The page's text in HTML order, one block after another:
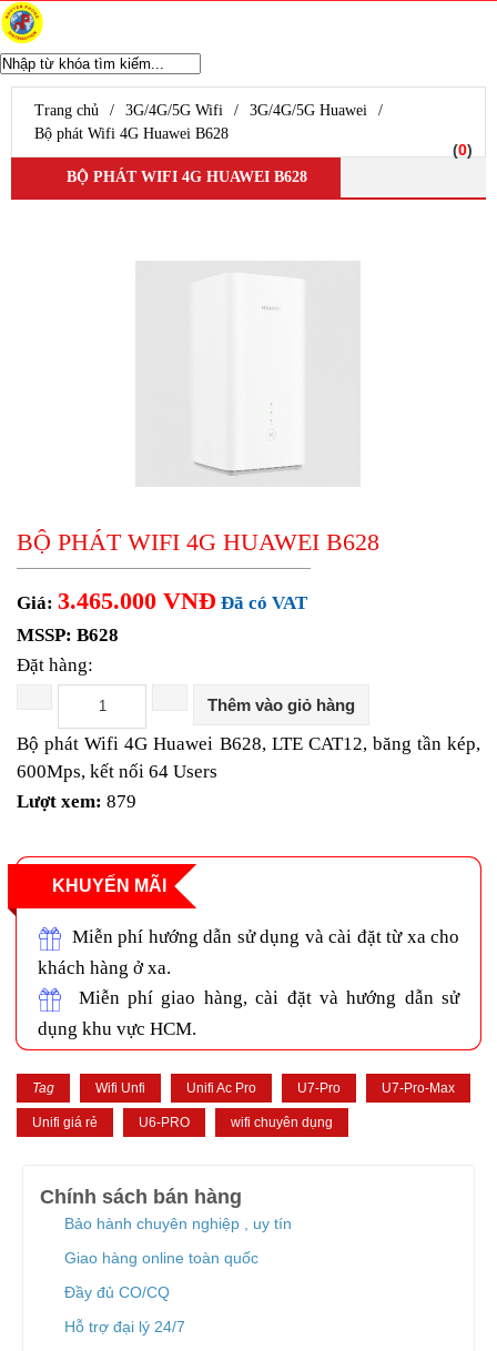
(0)
WIFI CHUYÊN DỤNG
Ubiquiti Unifi
Aruba Wifi
Wifi Grandstream
Wifi Ruijie
WIfi SMB H3C
EdgeRouter
UISP Router
Draytek Router
ENGENIUS Router
UFiber
Switch Mikrotik
Switch Cisco
Switch Cisco Catalyst
Unifi Switch
EdgeSwitch
Switch D-Link
Switch Draytek
Switch Grandstream
Switch TP-Link
ENGENIUS SWITCH
WIFI GIA ĐÌNH
Wifi SOHO H3C
Wifi D-Link
3G/4G/5G Wifi
3G/4G Netgear
3G/4G TP-Link
4G/5G D-Link
Phụ kiện Unifi
Adapter POE TP-Link
Trang chủ / 3G/4G/5G Wifi / 3G/4G/5G Huawei
/
Bộ phát Wifi 4G Huawei B628
BỘ PHÁT WIFI 4G HUAWEI B628
BỘ PHÁT WIFI 4G HUAWEI B628
Giá: 3.465.000 VNĐ Đã có VAT
MSSP: B628
Đặt hàng:
Thêm vào giỏ hàng
Bộ phát Wifi 4G Huawei B628, LTE CAT12, băng tần kép,
600Mps, kết nối 64 Users
Lượt xem: 879
KHUYẾN MÃI
Miễn phí hướng dẫn sử dụng và cài đặt từ xa cho
khách hàng ở xa.
Miễn phí giao hàng, cài đặt và hướng dẫn sử
dụng khu vực HCM.
Tag Wifi Unfi Unifi Ac Pro U7-Pro U7-Pro-Max
Unifi giá rẻ U6-PRO wifi chuyên dụng
Chính sách bán hàng
Bảo hành chuyên nghiệp , uy tín
Giao hàng online toàn quốc
Đầy đủ CO/CQ
Hỗ trợ đại lý 24/7